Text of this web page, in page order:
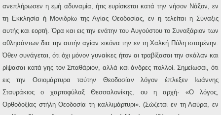
ανεπλήρωσεν η εμή αδυναμία, ήτις ευρίσκεται κατά την νήσον Νάξον, εν
τη Εκκλησία ή Μονιδρίω της Αγίας Θεοδοσίας, εν η τελείται η Σύναξις
αυτής και εορτή. Όρα και εις την ενάτην του Αυγούστου το Συναξάριον των
αθλησάντων δια την αυτήν αγίαν εικόνα την εν τη Χαλκή Πύλη ισταμένην.
Όθεν συνάγεται, ότι όχι μόνον γυναίκες ήτον αι τραβίξασαι την σκάλαν και
ρίψασαι κατά γης τον Σπαθάριον, αλλά και άνδρες πολλοί. Σημείωσαι, ότι
εις την Οσιομάρτυρα ταύτην Θεοδοσίαν λόγον έπλεξεν Ιωάννης
Σταυράκιος ο χαρτοφύλαξ Θεσσαλονίκης, ου η αρχή· «Ο λόγος,
Ορθοδοξίας στήλη Θεοδοσία τη καλλιμάρτυρι». (Σώζεται εν τη Λαύρα, εν